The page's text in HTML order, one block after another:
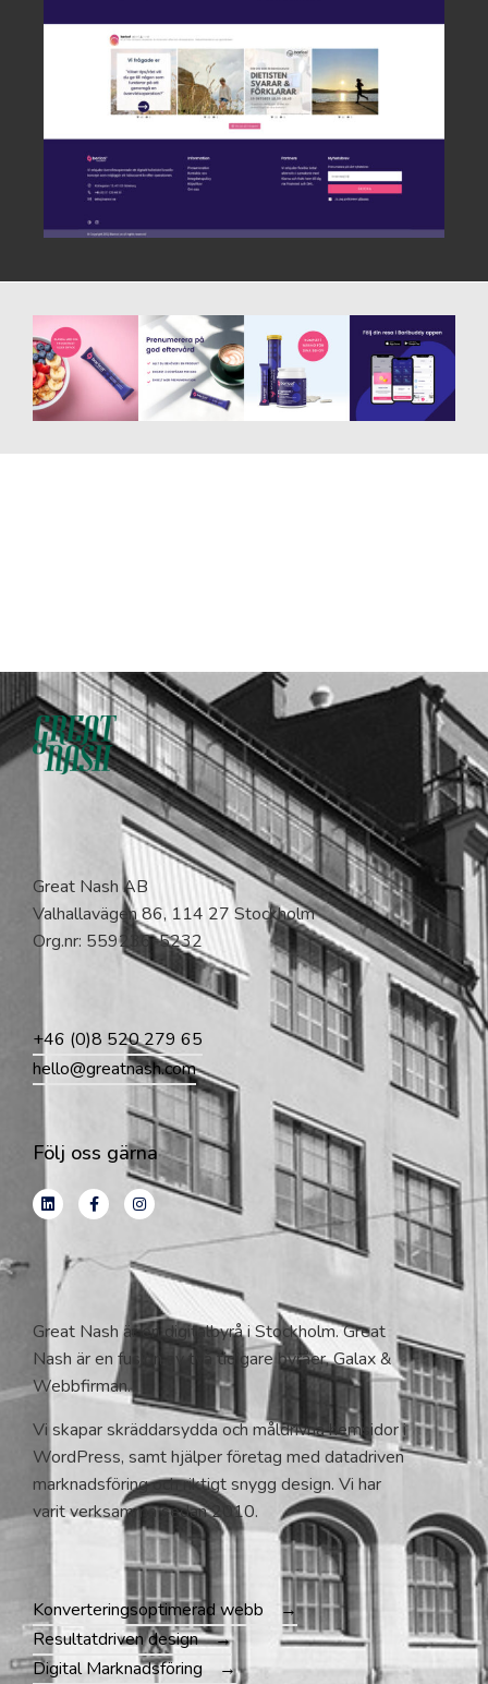
Great Nash AB
Valhallavägen 86, 114 27 Stockholm
Org.nr: 559236-5232
+46 (0)8 520 279 65
hello@greatnash.com
Följ oss gärna
Great Nash är en digitalbyrå i Stockholm. Great
Nash är en fusion av två tidigare byråer, Galax &
Webbfirman.
Vi skapar skräddarsydda och måldrivna hemsidor i
WordPress, samt hjälper företag med datadriven
marknadsföring och riktigt snygg design. Vi har
varit verksamma sedan 2010.
Konverteringsoptimerad webb
Resultatdriven design
Digital Marknadsföring